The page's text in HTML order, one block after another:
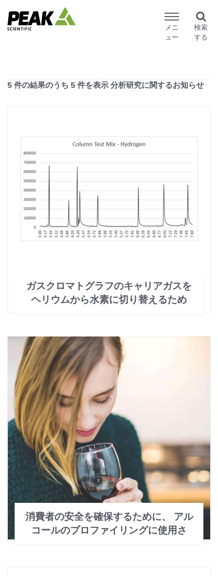
メニ
ュー
検索
する
5 件の結果のうち 5 件を表示 分析研究に関するお知らせ
ガスクロマトグラフのキャリアガスを
ヘリウムから水素に切り替えるため
消費者の安全を確保するために、 アル
コールのプロファイリングに使用さ